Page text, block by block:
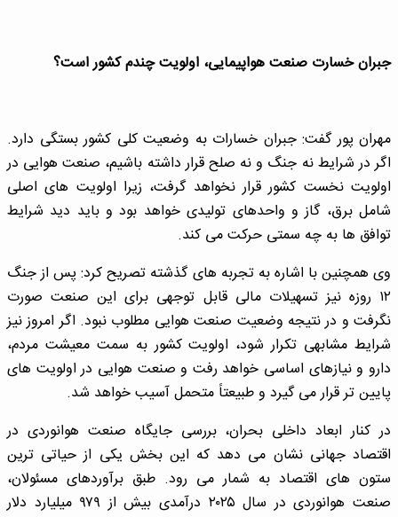
جبران خسارت صنعت هواپیمایی، اولویت چندم کشور است؟
مهران پور گفت: جبران خسارات به وضعیت کلی کشور بستگی دارد.
اگر در شرایط نه جنگ و نه صلح قرار داشته باشیم، صنعت هوایی در
اولویت نخست کشور قرار نخواهد گرفت، زیرا اولویت های اصلی
شامل برق، گاز و واحدهای تولیدی خواهد بود و باید دید شرایط
توافق ها به چه سمتی حرکت می کند.
وی همچنین با اشاره به تجربه های گذشته تصریح کرد: پس از جنگ
۱۲ روزه نیز تسهیلات مالی قابل توجهی برای این صنعت صورت
نگرفت و در نتیجه وضعیت صنعت هوایی مطلوب نبود. اگر امروز نیز
شرایط مشابهی تکرار شود، اولویت کشور به سمت معیشت مردم،
دارو و نیازهای اساسی خواهد رفت و صنعت هوایی در اولویت های
پایین تر قرار می گیرد و طبیعتاً متحمل آسیب خواهد شد.
در کنار ابعاد داخلی بحران، بررسی جایگاه صنعت هوانوردی در
اقتصاد جهانی نشان می دهد که این بخش یکی از حیاتی ترین
ستون های اقتصاد به شمار می رود. طبق برآوردهای مسئولان،
صنعت هوانوردی در سال ۲۰۲۵ درآمدی بیش از ۹۷۹ میلیارد دلار